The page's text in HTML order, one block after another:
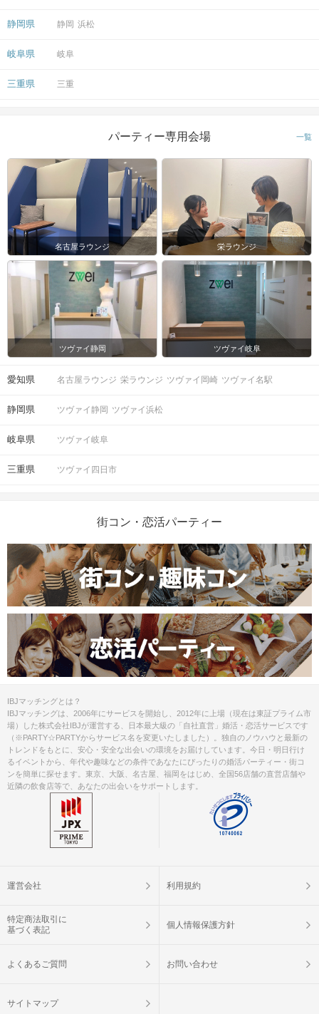
静岡県 静岡 浜松
岐阜県 岐阜
三重県 三重
パーティー専用会場 一覧
名古屋ラウンジ 栄ラウンジ
ツヴァイ静岡 ツヴァイ岐阜
愛知県 名古屋ラウンジ 栄ラウンジ ツヴァイ岡崎 ツヴァイ名駅
静岡県 ツヴァイ静岡 ツヴァイ浜松
岐阜県 ツヴァイ岐阜
三重県 ツヴァイ四日市
街コン・恋活パーティー
IBJマッチングとは？
IBJマッチングは、2006年にサービスを開始し、2012年に上場（現在は東証プライム市
場）した株式会社IBJが運営する、日本最大級の「自社直営」婚活・恋活サービスです
（※PARTY☆PARTYからサービス名を変更いたしました）。独自のノウハウと最新の
トレンドをもとに、安心・安全な出会いの環境をお届けしています。今日・明日行け
るイベントから、年代や趣味などの条件であなたにぴったりの婚活パーティー・街コ
ンを簡単に探せます。東京、大阪、名古屋、福岡をはじめ、全国56店舗の直営店舗や
近隣の飲食店等で、あなたの出会いをサポートします。
運営会社 利用規約
特定商法取引に
基づく表記
個人情報保護方針
よくあるご質問 お問い合わせ
サイトマップ